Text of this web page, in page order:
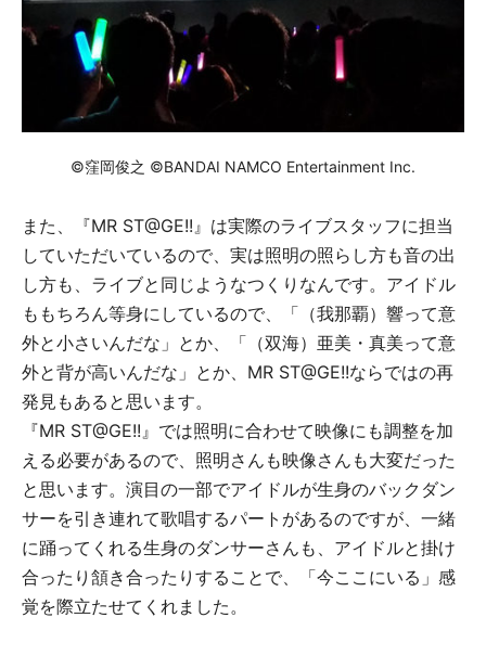
©窪岡俊之 ©BANDAI NAMCO Entertainment Inc.
また、『MR ST@GE!!』は実際のライブスタッフに担当
していただいているので、実は照明の照らし方も音の出
し方も、ライブと同じようなつくりなんです。アイドル
ももちろん等身にしているので、「（我那覇）響って意
外と小さいんだな」とか、「（双海）亜美・真美って意
外と背が高いんだな」とか、MR ST@GE!!ならではの再
発見もあると思います。
『MR ST@GE!!』では照明に合わせて映像にも調整を加
える必要があるので、照明さんも映像さんも大変だった
と思います。演目の一部でアイドルが生身のバックダン
サーを引き連れて歌唱するパートがあるのですが、一緒
に踊ってくれる生身のダンサーさんも、アイドルと掛け
合ったり頷き合ったりすることで、「今ここにいる」感
覚を際立たせてくれました。